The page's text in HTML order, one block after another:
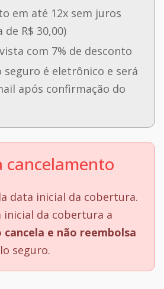
em até 12x sem juros
R$ 30,00)
com 7% de desconto
seguro é eletrônico e será
após confirmação do
cancelamento
data inicial da cobertura.
da cobertura a
cancela e não reembolsa
seguro.